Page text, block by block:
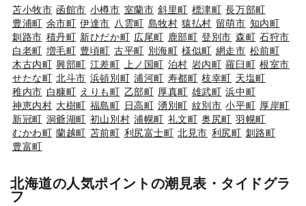
苫小牧市 函館市 小樽市 室蘭市 斜里町 標津町 長万部町
豊浦町 余市町 伊達市 八雲町 島牧村 猿払村 留萌市 知内町
釧路市 積丹町 新ひだか町 広尾町 鹿部町 登別市 森町 石狩市
白老町 増毛町 豊頃町 古平町 別海町 様似町 網走市 松前町
木古内町 興部町 江差町 上ノ国町 泊村 岩内町 羅臼町 根室市
せたな町 北斗市 浜頓別町 浦河町 寿都町 枝幸町 天塩町
稚内市 白糠町 えりも町 乙部町 厚真町 雄武町 浜中町
神恵内村 大樹町 福島町 日高町 湧別町 紋別市 小平町 厚岸町
新冠町 洞爺湖町 初山別村 浦幌町 礼文町 奥尻町 羽幌町
むかわ町 蘭越町 苫前町 利尻富士町 北見市 利尻町 釧路町
豊富町
北海道の人気ポイントの潮見表・タイドグラ
フ